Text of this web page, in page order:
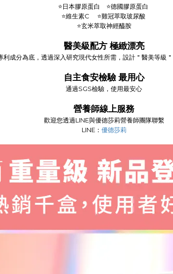
⭐日本膠原蛋白 ⭐德國膠原蛋白
⭐維生素C ⭐雞冠萃取玻尿酸
⭐玄米萃取神經醯胺
醫美級配方 極緻漂亮
利成分為底，透過深入研究現代女性所需，設計＂醫美等級
自主食安檢驗 最用心
通過SGS檢驗，使用最安心
營養師線上服務
歡迎您透過LINE與優德莎莉營養師團隊聯繫
LINE： 優德莎莉